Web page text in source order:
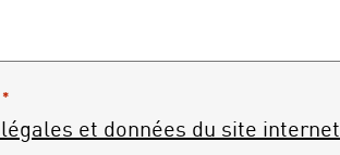
*
et données du site internet